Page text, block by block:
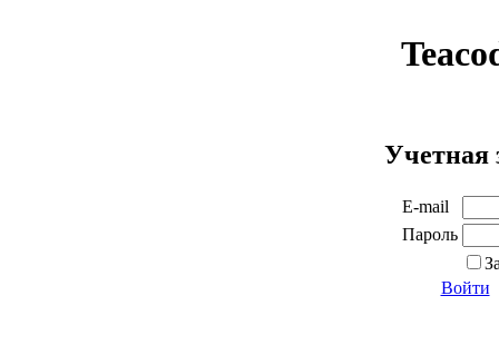
Учетная
E-mail
Пароль
Войти